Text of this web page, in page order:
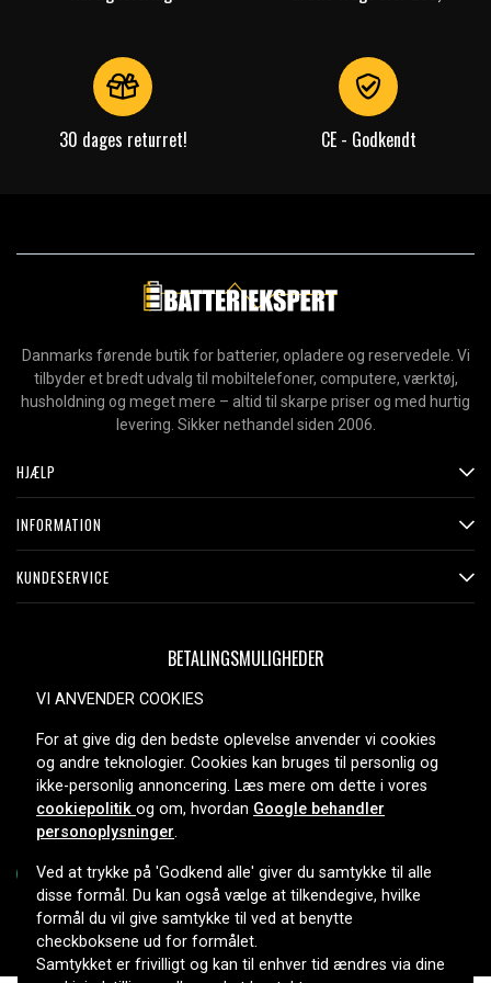
30 dages returret! CE - Godkendt
Danmarks førende butik for batterier, opladere og reservedele. Vi
tilbyder et bredt udvalg til mobiltelefoner, computere, værktøj,
husholdning og meget mere – altid til skarpe priser og med hurtig
levering. Sikker nethandel siden 2006.
HJÆLP
INFORMATION
KUNDESERVICE
BETALINGSMULIGHEDER
LEVERINGSMULIGHEDER
Copyright © 2026, Spares Nordic AB
VI ANVENDER COOKIES
For at give dig den bedste oplevelse anvender vi cookies
og andre teknologier. Cookies kan bruges til personlig og
ikke-personlig annoncering. Læs mere om dette i vores
cookiepolitik og om, hvordan Google behandler
personoplysninger.
Ved at trykke på 'Godkend alle' giver du samtykke til alle
disse formål. Du kan også vælge at tilkendegive, hvilke
formål du vil give samtykke til ved at benytte
checkboksene ud for formålet.
Samtykket er frivilligt og kan til enhver tid ændres via dine